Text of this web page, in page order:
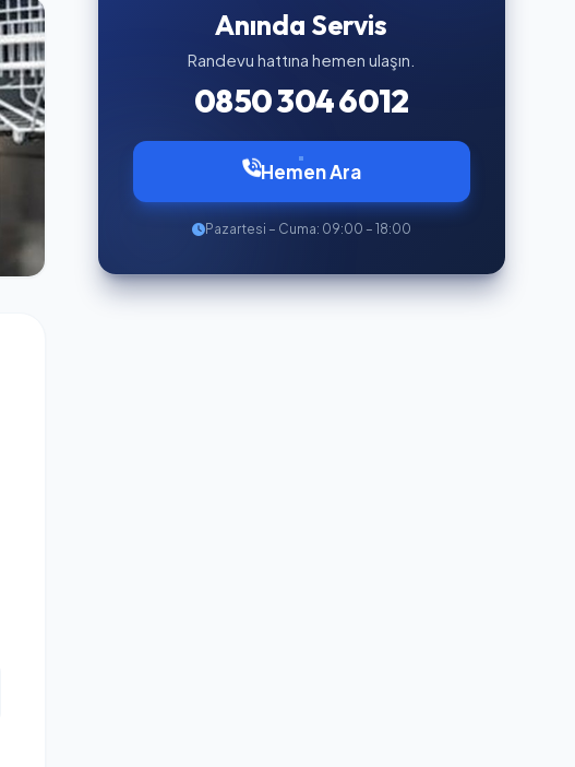
Anında Servis
Randevu hattına hemen ulaşın.
0850 304 6012
Hemen Ara
Pazartesi – Cuma: 09:00 – 18:00